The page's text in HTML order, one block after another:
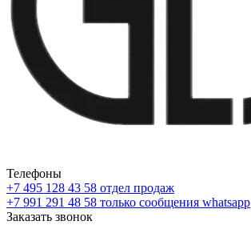
Телефоны
+7 495 128 43 58 отдел продаж
+7 991 291 48 58 только сообщения whatsapp
Заказать звонок